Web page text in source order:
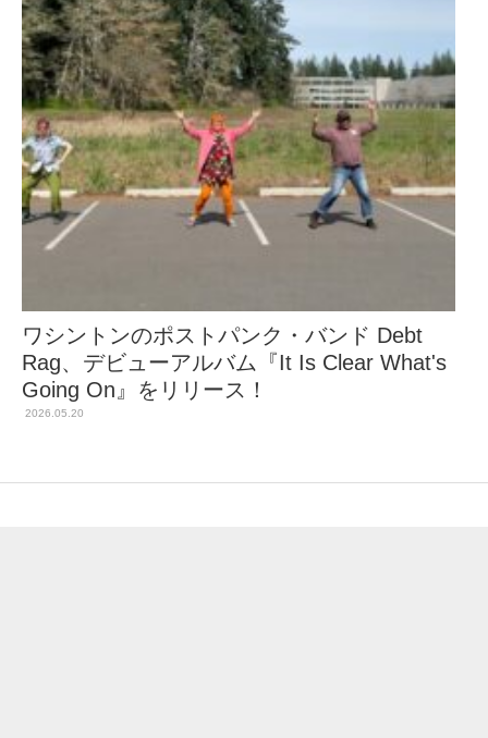
ワシントンのポストパンク・バンド Debt
Rag、デビューアルバム『It Is Clear What's
Going On』をリリース！
2026.05.20